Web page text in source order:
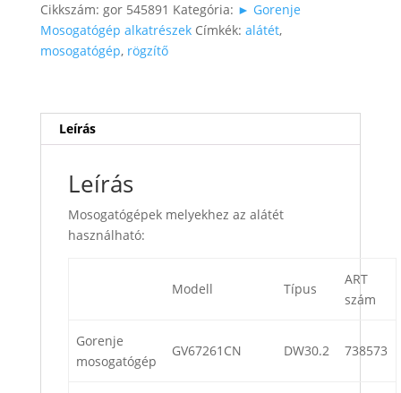
Cikkszám: gor 545891 Kategória: ► Gorenje
Mosogatógép alkatrészek Címkék: alátét,
mosogatógép, rögzítő
Leírás
Leírás
Mosogatógépek melyekhez az alátét
használható:
Modell Típus
ART
szám
Gorenje
mosogatógép
GV67261CN DW30.2 738573